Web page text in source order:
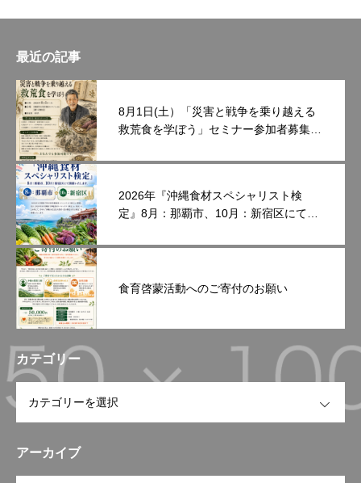
最近の記事
8月1日(土）「災害と戦争を乗り越える
救荒食を学ぼう」セミナー参加者募集中
2026年『沖縄食材スペシャリスト検
定』8月：那覇市、10月：新宿区にて開
食育啓蒙活動へのご寄付のお願い
カテゴリー
アーカイブ